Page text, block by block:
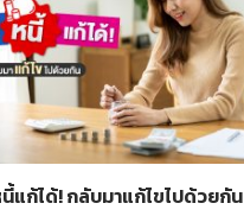
แก้ได้! กลับมาแก้ไขไปด้วยกัน